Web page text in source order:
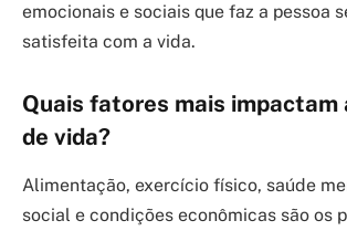
emocionais e sociais que faz a pessoa
satisfeita com a vida.
Quais fatores mais impactam
de vida?
Alimentação, exercício físico, saúde
social e condições econômicas são os